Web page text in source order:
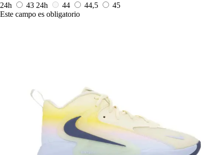
24h
43 24h 44 44,5
45
Este campo es obligatorio